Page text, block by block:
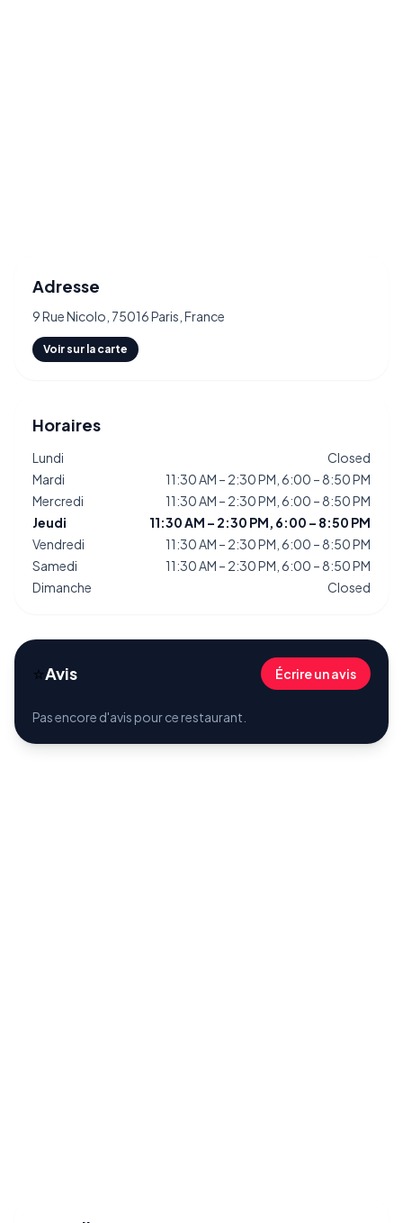
Adresse
9 Rue Nicolo, 75016 Paris, France
Voir sur la carte
Horaires
Lundi
Closed
Mardi
11:30 AM – 2:30 PM, 6:00 – 8:50 PM
Mercredi
11:30 AM – 2:30 PM, 6:00 – 8:50 PM
Jeudi
11:30 AM – 2:30 PM, 6:00 – 8:50 PM
Vendredi
11:30 AM – 2:30 PM, 6:00 – 8:50 PM
Samedi
11:30 AM – 2:30 PM, 6:00 – 8:50 PM
Dimanche
Closed
⭐Avis Écrire un avis
Pas encore d'avis pour ce restaurant.